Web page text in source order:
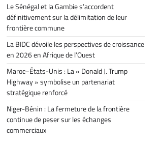
Le Sénégal et la Gambie s’accordent
définitivement sur la délimitation de leur
frontière commune
La BIDC dévoile les perspectives de croissance
en 2026 en Afrique de l’Ouest
Maroc–États-Unis : La « Donald J. Trump
Highway » symbolise un partenariat
stratégique renforcé
Niger-Bénin : La fermeture de la frontière
continue de peser sur les échanges
commerciaux